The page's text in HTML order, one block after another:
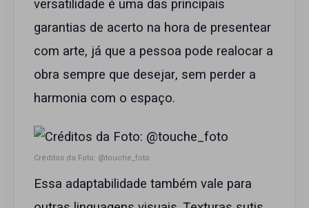
versatilidade é uma das principais
garantias de acerto na hora de presentear
com arte, já que a pessoa pode realocar a
obra sempre que desejar, sem perder a
harmonia com o espaço.
Créditos da Foto: @touche_foto
Essa adaptabilidade também vale para